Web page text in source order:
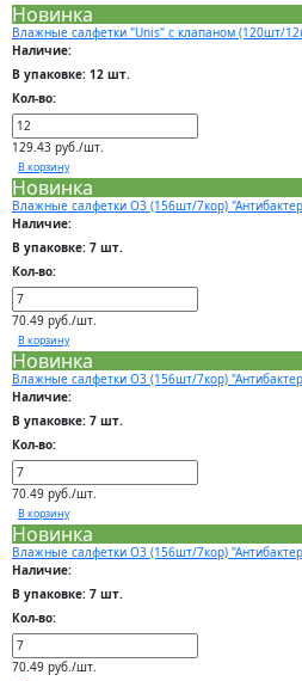
Новинка
Влажные салфетки "Unis" с клапаном (120шт/
Наличие:
В упаковке: 12 шт.
Кол-во:
129.43 руб./шт.
В корзину
Новинка
Влажные салфетки О3 (156шт/7кор)
Наличие:
В упаковке: 7 шт.
Кол-во:
70.49 руб./шт.
В корзину
Новинка
Влажные салфетки О3 (156шт/7кор)
Наличие:
В упаковке: 7 шт.
Кол-во:
70.49 руб./шт.
В корзину
Новинка
Влажные салфетки О3 (156шт/7кор)
Наличие:
В упаковке: 7 шт.
Кол-во:
70.49 руб./шт.